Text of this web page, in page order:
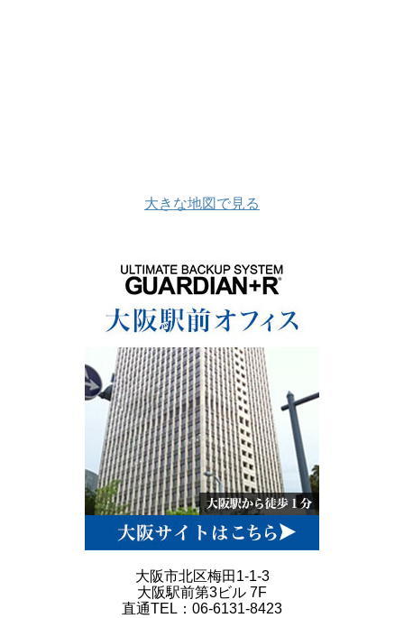
大きな地図で見る
大阪市北区梅田1-1-3
大阪駅前第3ビル 7F
直通TEL：06-6131-8423